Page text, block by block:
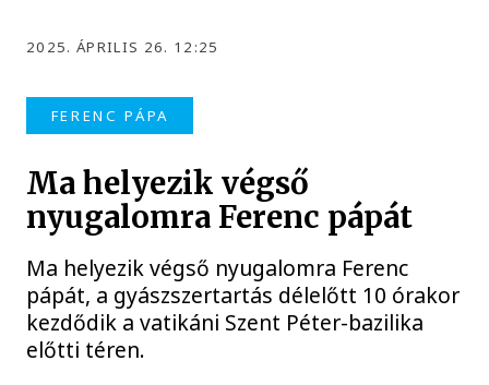
2025. ÁPRILIS 26. 12:25
FERENC PÁPA
Ma helyezik végső
nyugalomra Ferenc pápát
Ma helyezik végső nyugalomra Ferenc
pápát, a gyászszertartás délelőtt 10 órakor
kezdődik a vatikáni Szent Péter-bazilika
előtti téren.